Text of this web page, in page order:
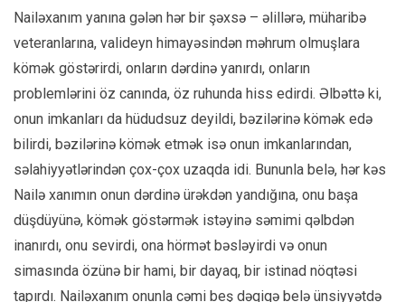
Nailəxanım yanına gələn hər bir şəxsə – əlillərə, müharibə
veteranlarına, valideyn himayəsindən məhrum olmuşlara
kömək göstərirdi, onların dərdinə yanırdı, onların
problemlərini öz canında, öz ruhunda hiss edirdi. Əlbəttə ki,
onun imkanları da hüdudsuz deyildi, bəzilərinə kömək edə
bilirdi, bəzilərinə kömək etmək isə onun imkanlarından,
səlahiyyətlərindən çox-çox uzaqda idi. Bununla belə, hər kəs
Nailə xanımın onun dərdinə ürəkdən yandığına, onu başa
düşdüyünə, kömək göstərmək istəyinə səmimi qəlbdən
inanırdı, onu sevirdi, ona hörmət bəsləyirdi və onun
simasında özünə bir hami, bir dayaq, bir istinad nöqtəsi
tapırdı. Nailəxanım onunla cəmi beş dəqiqə belə ünsiyyətdə